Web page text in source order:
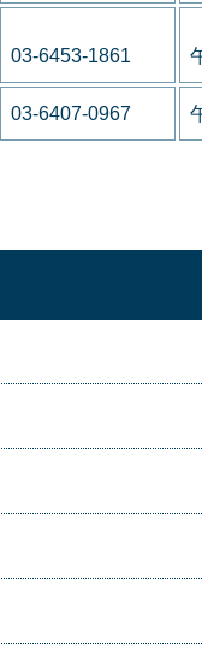
03-6453-1861
03-6407-0967